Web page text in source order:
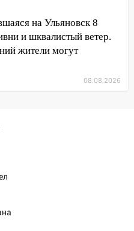
сами
ливнёвки, не
ломать город:
рухнул
преподавателя
ульяновцам на
улицу
ураганным
со
на Ульяновск 8
и шквалистый ветер.
жители могут
08.08.2026